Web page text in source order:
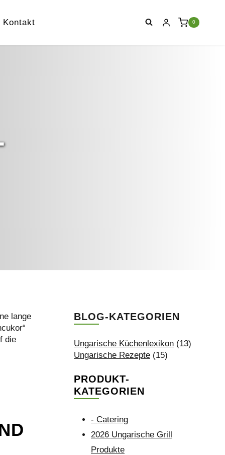
Kontakt 0
lange
die
BLOG-KATEGORIEN
Ungarische Küchenlexikon (13)
Ungarische Rezepte (15)
PRODUKT-
KATEGORIEN
- Catering
2026 Ungarische Grill
Produkte